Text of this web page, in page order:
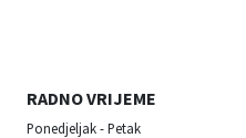
RADNO VRIJEME
Ponedjeljak - Petak